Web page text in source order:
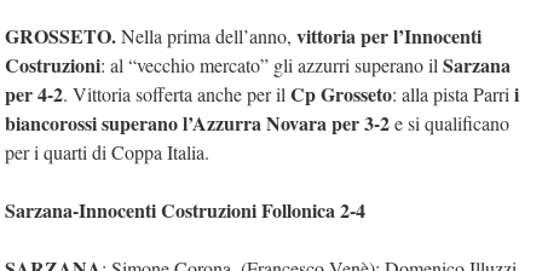
GROSSETO.Nella prima dell’anno, vittoria per l’Innocenti
Costruzioni: al “vecchio mercato” gli azzurri superano il Sarzana
per 4-2. Vittoria sofferta anche per il Cp Grosseto: alla pista Parri i
biancorossi superano l’Azzurra Novara per 3-2e si qualificano
per i quarti di Coppa Italia.
Sarzana-Innocenti Costruzioni Follonica 2-4